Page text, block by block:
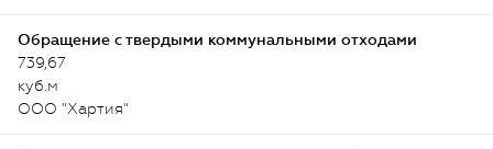
Обращение с твердыми коммунальными отходами
739,67
куб.м
ООО "Хартия"